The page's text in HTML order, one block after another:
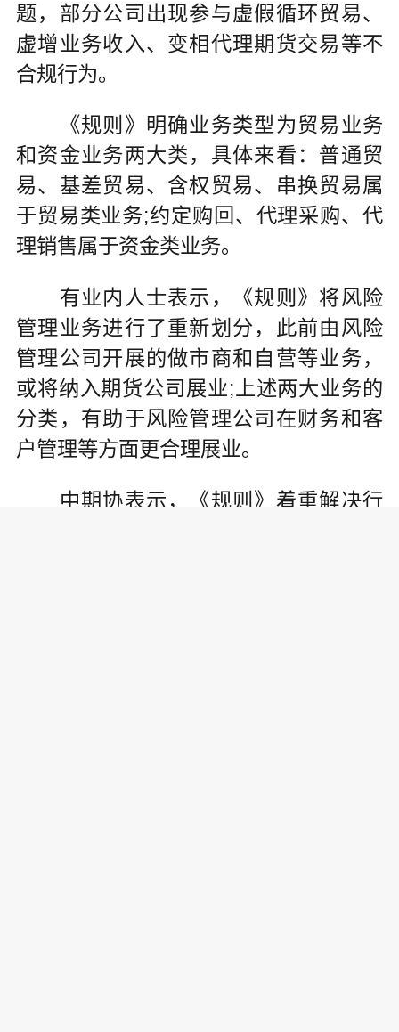
题，部分公司出现参与虚假循环贸易、
虚增业务收入、变相代理期货交易等不
合规行为。
《规则》明确业务类型为贸易业务
和资金业务两大类，具体来看：普通贸
易、基差贸易、含权贸易、串换贸易属
于贸易类业务;约定购回、代理采购、代
理销售属于资金类业务。
有业内人士表示，《规则》将风险
管理业务进行了重新划分，此前由风险
管理公司开展的做市商和自营等业务，
或将纳入期货公司展业;上述两大业务的
分类，有助于风险管理公司在财务和客
户管理等方面更合理展业。
中期协表示，《规则》着重解决行